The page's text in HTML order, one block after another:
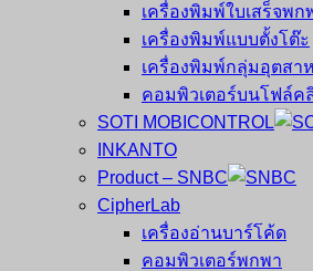
เครื่องพิมพ์ใบเสร็จพก
เครื่องพิมพ์แบบตั้งโต๊ะ
เครื่องพิมพ์กลุ่มอุตสา
คอมพิวเตอร์บนโฟล์ค
SOTI MOBICONTROL
INKANTO
Product – SNBC
CipherLab
เครื่องอ่านบาร์โค้ด
คอมพิวเตอร์พกพา